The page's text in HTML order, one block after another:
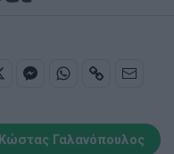
Κώστας Γαλανόπουλος